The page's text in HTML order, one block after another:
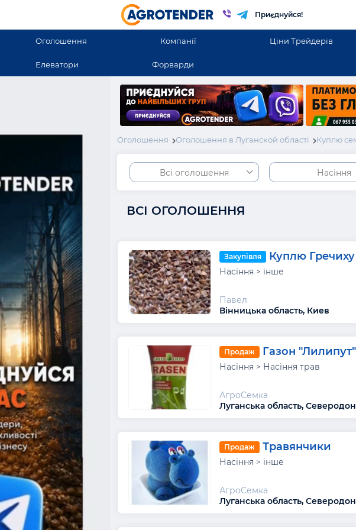
Приєднуйся!
Оголошення Компанії Ціни Трейдерів
Елеватори Форварди
Оголошення Оголошення в Луганской області Куплю
Всі оголошення Насіння
ВСІ ОГОЛОШЕННЯ
Закупівля Куплю
Насіння > інше
Павел
Вінницька область, Киев
Продаж Газон
Насіння > Насіння трав
АгроСемка
Луганська область,
Продаж Травянчики
Насіння > інше
АгроСемка
Луганська область,